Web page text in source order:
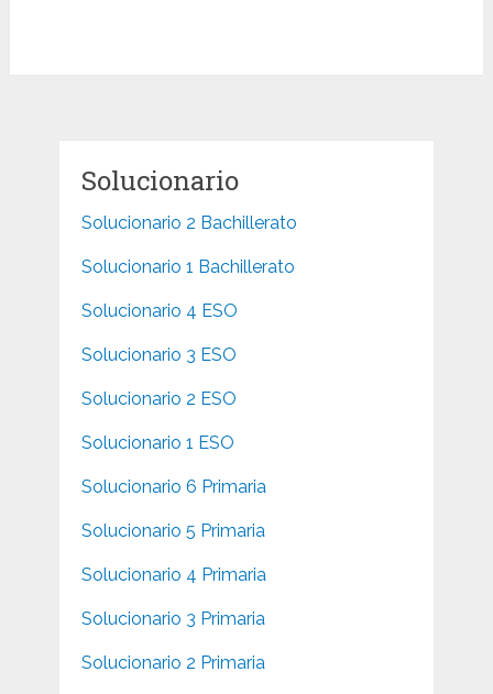
Solucionario
Solucionario 2 Bachillerato
Solucionario 1 Bachillerato
Solucionario 4 ESO
Solucionario 3 ESO
Solucionario 2 ESO
Solucionario 1 ESO
Solucionario 6 Primaria
Solucionario 5 Primaria
Solucionario 4 Primaria
Solucionario 3 Primaria
Solucionario 2 Primaria